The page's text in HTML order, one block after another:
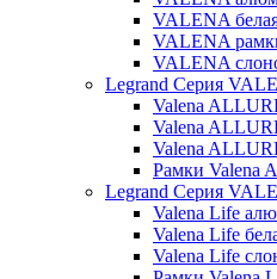
VALENA
VALENA
VALENA
Legrand Серия
Valena
Valena
Valena
Рамки Valena
Legrand Серия
Valena Life
Valena Life
Valena Life